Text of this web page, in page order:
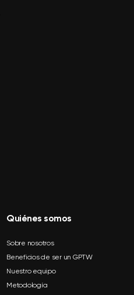
Quiénes somos
Sobre nosotros
Beneficios de ser un GPTW
Nuestro equipo
Metodología